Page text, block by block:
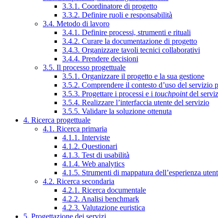
3.3.1. Coordinatore di progetto
3.3.2. Definire ruoli e responsabilità
3.4. Metodo di lavoro
3.4.1. Definire processi, strumenti e rituali
3.4.2. Curare la documentazione di progetto
3.4.3. Organizzare tavoli tecnici collaborativi
3.4.4. Prendere decisioni
3.5. Il processo progettuale
3.5.1. Organizzare il progetto e la sua gestione
3.5.2. Comprendere il contesto d’uso del servizio
3.5.3. Progettare i processi e i touchpointdel
3.5.4. Realizzare l’interfaccia utente del servizio
3.5.5. Validare la soluzione ottenuta
4. Ricerca progettuale
4.1. Ricerca primaria
4.1.1. Interviste
4.1.2. Questionari
4.1.3. Test di usabilità
4.1.4. Web analytics
4.1.5. Strumenti di mappatura dell’esperienza
4.2. Ricerca secondaria
4.2.1. Ricerca documentale
4.2.2. Analisi benchmark
4.2.3. Valutazione euristica
5. Progettazione dei servizi